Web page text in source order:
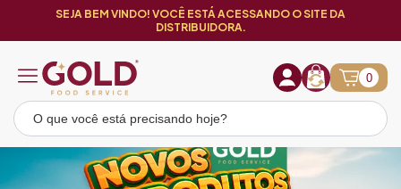
SEJA BEM VINDO! VOCÊ ESTÁ ACESSANDO O SITE DA
DISTRIBUIDORA.
0
Loja Gold Food Service